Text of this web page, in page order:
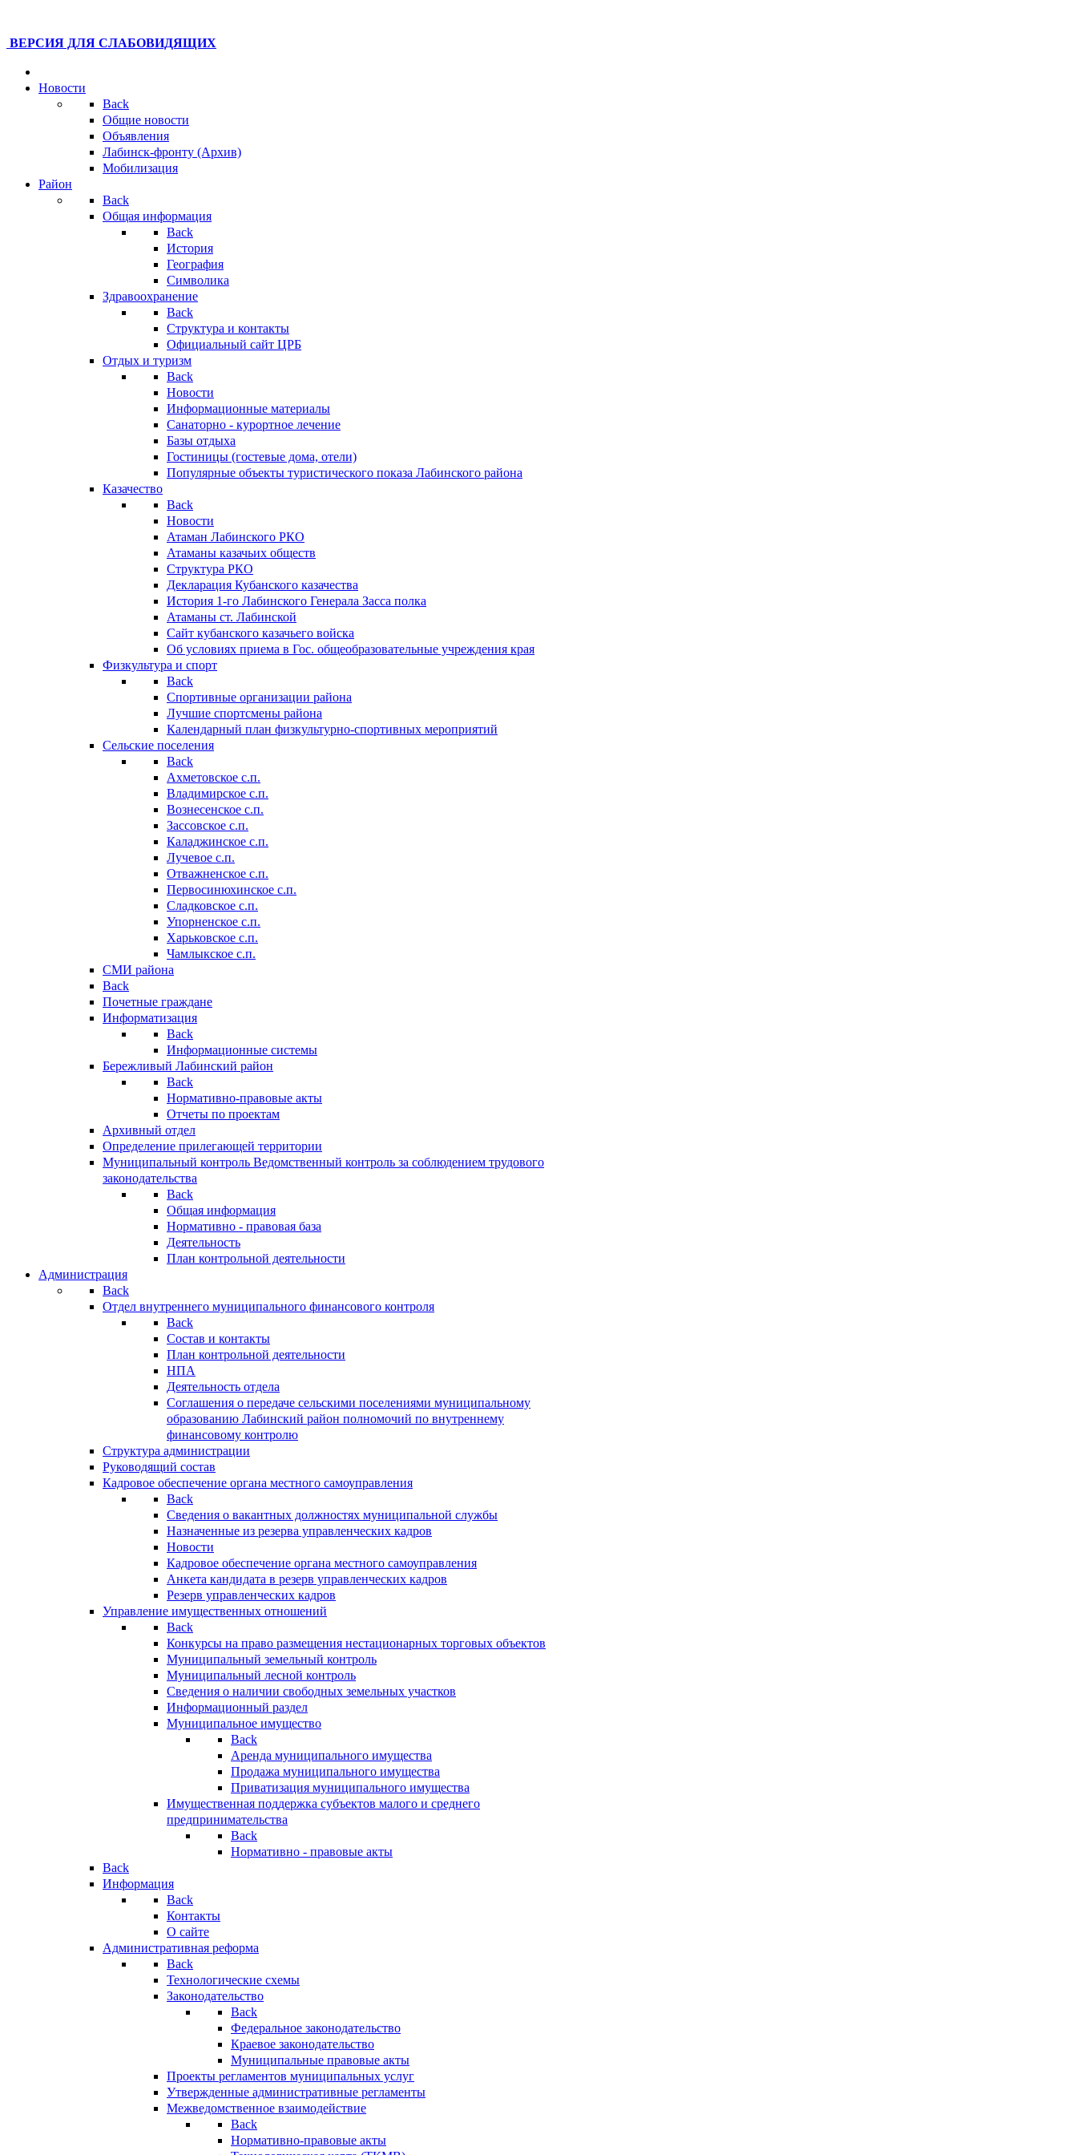
ВЕРСИЯ ДЛЯ СЛАБОВИДЯЩИХ
Новости
Back
Общие новости
Объявления
Лабинск-фронту (Архив)
Мобилизация
Район
Back
Общая информация
Back
История
География
Символика
Здравоохранение
Back
Структура и контакты
Официальный сайт ЦРБ
Отдых и туризм
Back
Новости
Информационные материалы
Санаторно - курортное лечение
Базы отдыха
Гостиницы (гостевые дома, отели)
Популярные объекты туристического показа Лабинского района
Казачество
Back
Новости
Атаман Лабинского РКО
Атаманы казачьих обществ
Структура РКО
Декларация Кубанского казачества
История 1-го Лабинского Генерала Засса полка
Атаманы ст. Лабинской
Cайт кубанского казачьего войска
Об условиях приема в Гос. общеобразовательные учреждения края
Физкультура и спорт
Back
Спортивные организации района
Лучшие спортсмены района
Календарный план физкультурно-спортивных мероприятий
Сельские поселения
Back
Ахметовское с.п.
Владимирское с.п.
Вознесенское с.п.
Зассовское с.п.
Каладжинское с.п.
Лучевое с.п.
Отважненское с.п.
Первосинюхинское с.п.
Сладковское с.п.
Упорненское с.п.
Харьковское с.п.
Чамлыкское с.п.
СМИ района
Back
Почетные граждане
Информатизация
Back
Информационные системы
Бережливый Лабинский район
Back
Нормативно-правовые акты
Отчеты по проектам
Архивный отдел
Определение прилегающей территории
Муниципальный контроль Ведомственный контроль за соблюдением трудового
законодательства
Back
Общая информация
Нормативно - правовая база
Деятельность
План контрольной деятельности
Администрация
Back
Отдел внутреннего муниципального финансового контроля
Back
Состав и контакты
План контрольной деятельности
НПА
Деятельность отдела
Соглашения о передаче сельскими поселениями муниципальному
образованию Лабинский район полномочий по внутреннему
финансовому контролю
Структура администрации
Руководящий состав
Кадровое обеспечение органа местного самоуправления
Back
Сведения о вакантных должностях муниципальной службы
Назначенные из резерва управленческих кадров
Новости
Кадровое обеспечение органа местного самоуправления
Анкета кандидата в резерв управленческих кадров
Резерв управленческих кадров
Управление имущественных отношений
Back
Конкурсы на право размещения нестационарных торговых объектов
Муниципальный земельный контроль
Муниципальный лесной контроль
Сведения о наличии свободных земельных участков
Информационный раздел
Муниципальное имущество
Back
Аренда муниципального имущества
Продажа муниципального имущества
Приватизация муниципального имущества
Имущественная поддержка субъектов малого и среднего
предпринимательства
Back
Нормативно - правовые акты
Back
Информация
Back
Контакты
О сайте
Административная реформа
Back
Технологические схемы
Законодательство
Back
Федеральное законодательство
Краевое законодательство
Муниципальные правовые акты
Проекты регламентов муниципальных услуг
Утвержденные административные регламенты
Межведомственное взаимодействие
Back
Нормативно-правовые акты